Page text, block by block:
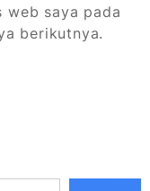
web saya pada
berikutnya.